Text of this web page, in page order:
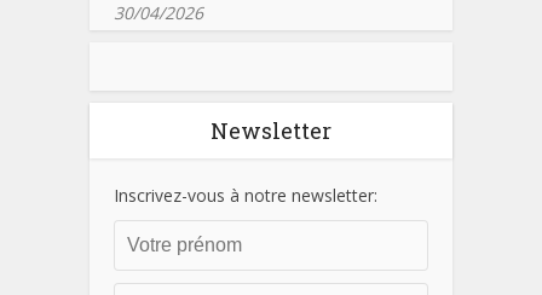
30/04/2026
Newsletter
Inscrivez-vous à notre newsletter: